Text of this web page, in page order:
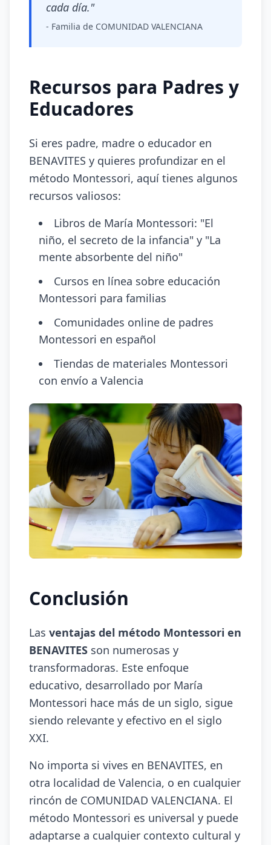
cada día."
- Familia de COMUNIDAD VALENCIANA
Recursos para Padres y
Educadores
Si eres padre, madre o educador en
BENAVITES y quieres profundizar en el
método Montessori, aquí tienes algunos
recursos valiosos:
Libros de María Montessori: "El
niño, el secreto de la infancia" y "La
mente absorbente del niño"
Cursos en línea sobre educación
Montessori para familias
Comunidades online de padres
Montessori en español
Tiendas de materiales Montessori
con envío a Valencia
Conclusión
Las ventajas del método Montessori en
BENAVITES son numerosas y
transformadoras. Este enfoque
educativo, desarrollado por María
Montessori hace más de un siglo, sigue
siendo relevante y efectivo en el siglo
XXI.
No importa si vives en BENAVITES, en
otra localidad de Valencia, o en cualquier
rincón de COMUNIDAD VALENCIANA. El
método Montessori es universal y puede
adaptarse a cualquier contexto cultural y